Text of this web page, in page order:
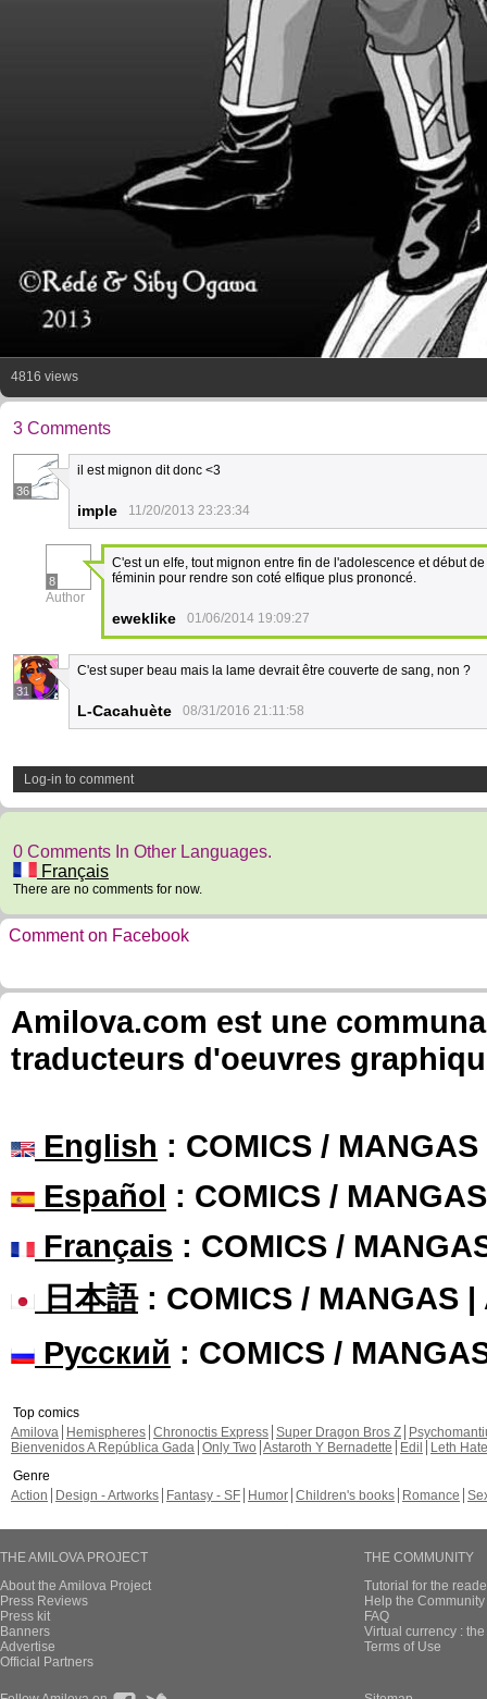
4816 views
3 Comments
36
il est mignon dit donc <3
imple 11/20/2013 23:23:34
8
Author
C'est un elfe, tout mignon entre fin de l'adolescence et début
féminin pour rendre son coté elfique plus prononcé.
eweklike 01/06/2014 19:09:27
31
C'est super beau mais la lame devrait être couverte de sang, non ?
L-Cacahuète 08/31/2016 21:11:58
Log-in to comment
0 Comments In Other Languages.
Français
There are no comments for now.
Comment on Facebook
Amilova.com est une
traducteurs d'oeuvres
English : COMICS /
Español : COMICS /
Français : COMICS /
日本語: COMICS / MANGAS |
Русский : COMICS /
Top comics
Amilova
Hemispheres Chronoctis Express Super Dragon Bros Z
Bienvenidos A República Gada Only Two Astaroth Y Bernadette Edil
Leth Hate
Genre
Action
Design - Artworks Fantasy - SF Humor Children's books Romance
THE AMILOVA PROJECT
About the Amilova Project
Press Reviews
Press kit
Banners
Advertise
Official Partners
THE COMMUNITY
Tutorial for the
Help the
FAQ
Virtual currency :
Terms of Use